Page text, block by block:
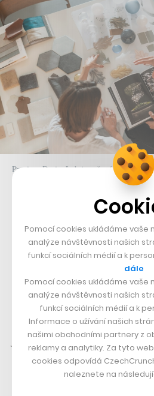
Preciosa DesignLab je určený především
„Od klientů máme skvělou
ukázkou toho, o jak velkou
jde, je fakt, že sem za
helikoptéry – a v obou
měsíci. Velmi bohatá klientela
Pomocí cookies ukládáme vaše
analýze návštěvnosti našich
funkcí sociálních médií a k
dále
Pomocí cookies ukládáme vaše
analýze návštěvnosti našich
funkcí sociálních médií a k
Informace o užívání našich
našimi obchodními partnery z
reklamy a analytiky. Za tyto
cookies odpovídá
naleznete na